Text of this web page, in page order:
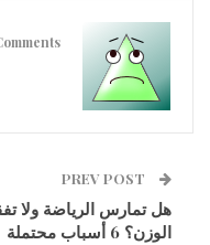
هل تمارس الرياضة ولا
الوزن؟ 6 أسباب محتملة